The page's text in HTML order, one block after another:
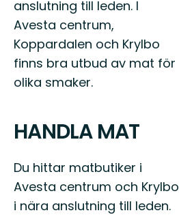
anslutning till leden. I
Avesta centrum,
Koppardalen och Krylbo
finns bra utbud av mat för
olika smaker.
HANDLA MAT
Du hittar matbutiker i
Avesta centrum och Krylbo
i nära anslutning till leden.